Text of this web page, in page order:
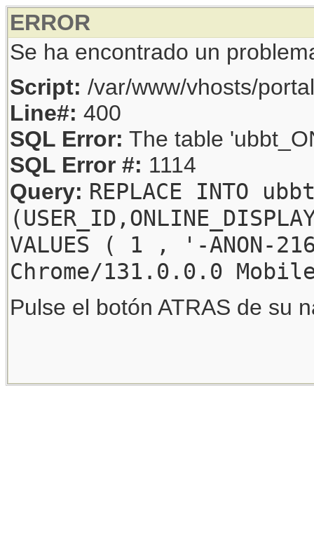
ERROR
Se ha encontrado un
Script: /var/www/vhosts/
Line#: 400
SQL Error: The table
SQL Error #: 1114
Query: REPLACE INTO
VALUES ( 1 , '-
Chrome/131.0.0.0
Pulse el botón ATRAS de su